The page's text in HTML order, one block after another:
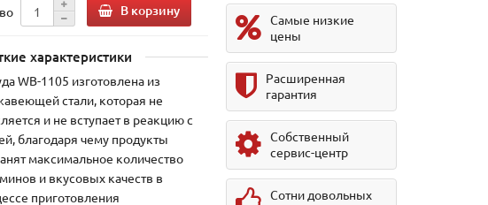
В корзину
характеристики
WB-1105 изготовлена из
стали, которая не
и не вступает в реакцию с
благодаря чему продукты
максимальное количество
и вкусовых качеств в
приготовления
Самые низкие
цены
Расширенная
гарантия
Собственный
сервис-центр
Сотни довольных